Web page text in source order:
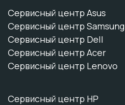
Сервисный центр Asus
Сервисный центр Samsung
Сервисный центр Dell
Сервисный центр Acer
Сервисный центр Lenovo
Сервисный центр HP